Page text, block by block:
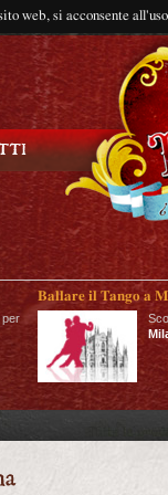
web, si acconsente
per
Ballare il Tango a